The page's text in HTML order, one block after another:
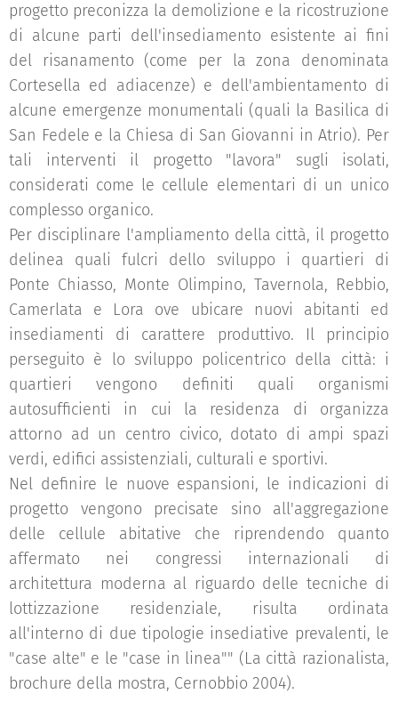
progetto preconizza la demolizione e la ricostruzione
di alcune parti dell'insediamento esistente ai fini
del risanamento (come per la zona denominata
Cortesella ed adiacenze) e dell'ambientamento di
alcune emergenze monumentali (quali la Basilica di
San Fedele e la Chiesa di San Giovanni in Atrio). Per
tali interventi il progetto "lavora" sugli isolati,
considerati come le cellule elementari di un unico
complesso organico.
Per disciplinare l'ampliamento della città, il progetto
delinea quali fulcri dello sviluppo i quartieri di
Ponte Chiasso, Monte Olimpino, Tavernola, Rebbio,
Camerlata e Lora ove ubicare nuovi abitanti ed
insediamenti di carattere produttivo. Il principio
perseguito è lo sviluppo policentrico della città: i
quartieri vengono definiti quali organismi
autosufficienti in cui la residenza di organizza
attorno ad un centro civico, dotato di ampi spazi
verdi, edifici assistenziali, culturali e sportivi.
Nel definire le nuove espansioni, le indicazioni di
progetto vengono precisate sino all'aggregazione
delle cellule abitative che riprendendo quanto
affermato nei congressi internazionali di
architettura moderna al riguardo delle tecniche di
lottizzazione residenziale, risulta ordinata
all'interno di due tipologie insediative prevalenti, le
"case alte" e le "case in linea"" (La città razionalista,
brochure della mostra, Cernobbio 2004).